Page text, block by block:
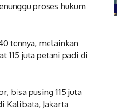
proses hukum
tonnya, melainkan
115 juta petani padi di
bisa pusing 115 juta
Kalibata, Jakarta